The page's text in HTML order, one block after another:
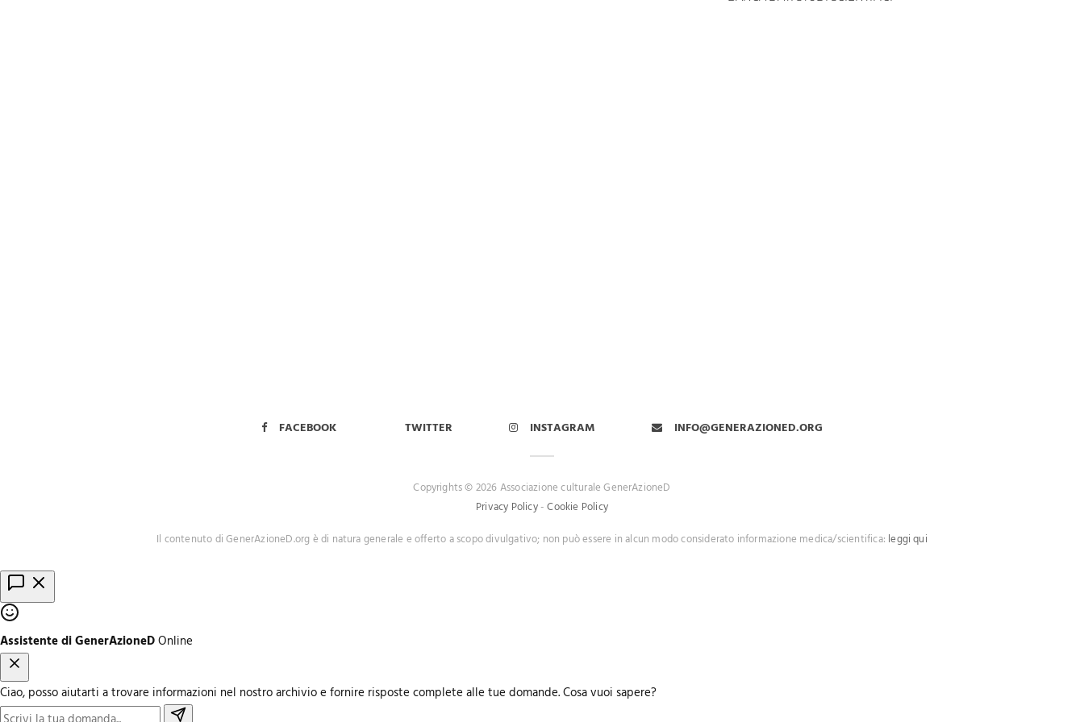
FACEBOOK TWITTER INSTAGRAM INFO@GENERAZIONED.ORG
Copyrights © 2026 Associazione culturale GenerAzioneD
Privacy Policy-Cookie Policy
Il contenuto di GenerAzioneD.org è di natura generale e offerto a scopo divulgativo; non può essere in alcun modo considerato informazione medica/scientifica: leggi qui
Assistente di GenerAzioneDOnline
Ciao, posso aiutarti a trovare informazioni nel nostro archivio e fornire risposte complete alle tue domande. Cosa vuoi sapere?